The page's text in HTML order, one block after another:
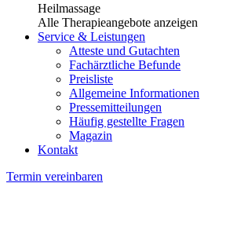
Heilmassage
Alle Therapieangebote anzeigen
Service & Leistungen
Atteste und Gutachten
Fachärztliche Befunde
Preisliste
Allgemeine Informationen
Pressemitteilungen
Häufig gestellte Fragen
Magazin
Kontakt
Termin vereinbaren